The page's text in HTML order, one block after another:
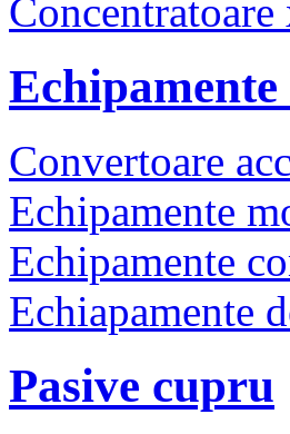
Echipamente
Convertoare
Echipamente
Echipamente
Echiapamente
Pasive cupru